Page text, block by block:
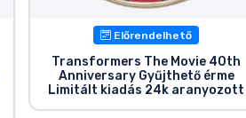
Előrendelhető
Transformers The Movie 40th
Anniversary Gyűjthető érme
Limitált kiadás 24k aranyozott